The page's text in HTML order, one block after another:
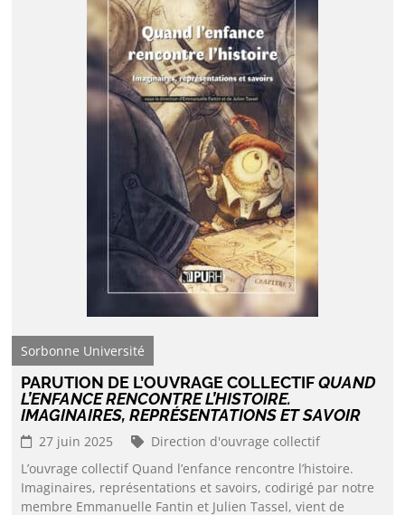
Sorbonne Université
PARUTION DE L’OUVRAGE COLLECTIFQUAND
L’ENFANCE RENCONTRE L’HISTOIRE.
IMAGINAIRES, REPRÉSENTATIONS ET SAVOIR
27 juin 2025
Direction d'ouvrage collectif
L’ouvrage collectif Quand l’enfance rencontre l’histoire.
Imaginaires, représentations et savoirs, codirigé par notre
membre Emmanuelle Fantin et Julien Tassel, vient de